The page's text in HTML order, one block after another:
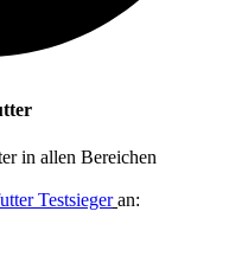
in allen Bereichen
Testsieger an: